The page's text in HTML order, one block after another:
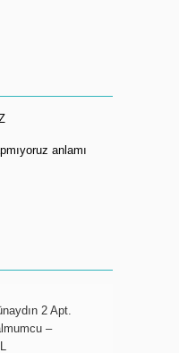
anlamı
2 Apt.
–